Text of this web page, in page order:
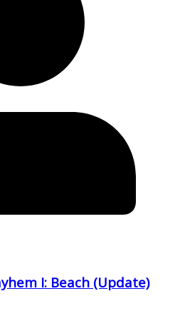
I: Beach (Update)